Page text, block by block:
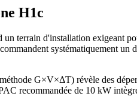
H1c
terrain d'installation exigeant
systématiquement
G×V×ΔT) révèle des
recommandée de 10 kW